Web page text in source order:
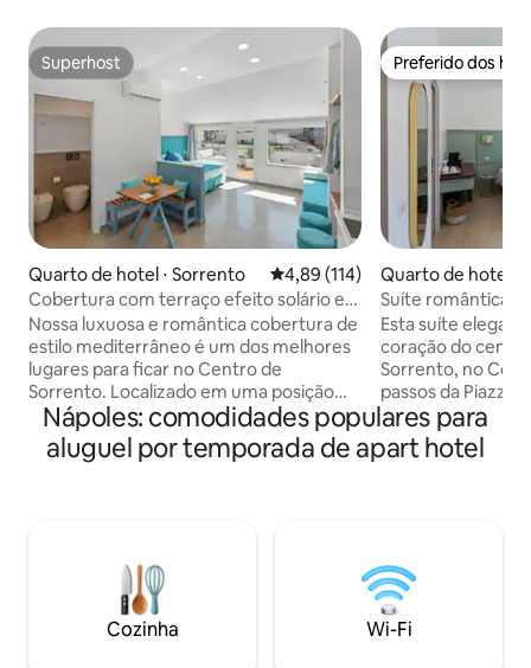
Superhost
Superhost
Quarto de hotel ⋅ Sorrento 4,89 de uma avaliação média de
4,89 (114)
Cobertura com terraço efeito solário e
vista para a cidade de Sorrento
Nossa luxuosa e romântica cobertura de
estilo mediterrâneo é um dos melhores
lugares para ficar no Centro de
Sorrento. Localizado em uma posição
maravilhosa e estratégica a poucos
passos da Piazza Tasso e da Estação
Ferroviária e Rodoviária,está totalmente
padrão muito alto pela nossa equipe
especializada, bem como o terraço com
vista para a cidade, equipado com sofás
confortáveis onde você pode apreciar a
Preferido dos
Preferido dos
Quarto de hotel ⋅
Suíte romântica
com varanda e
Esta suíte
coração do
Sorrento, no
passos da Piazza
ligações de
principais
iluminada de
vista para Corso
Uma ótima
famílias
querem passar
Nápoles: comodidades populares para
aluguel por temporada de apart hotel
Cozinha Wi-Fi